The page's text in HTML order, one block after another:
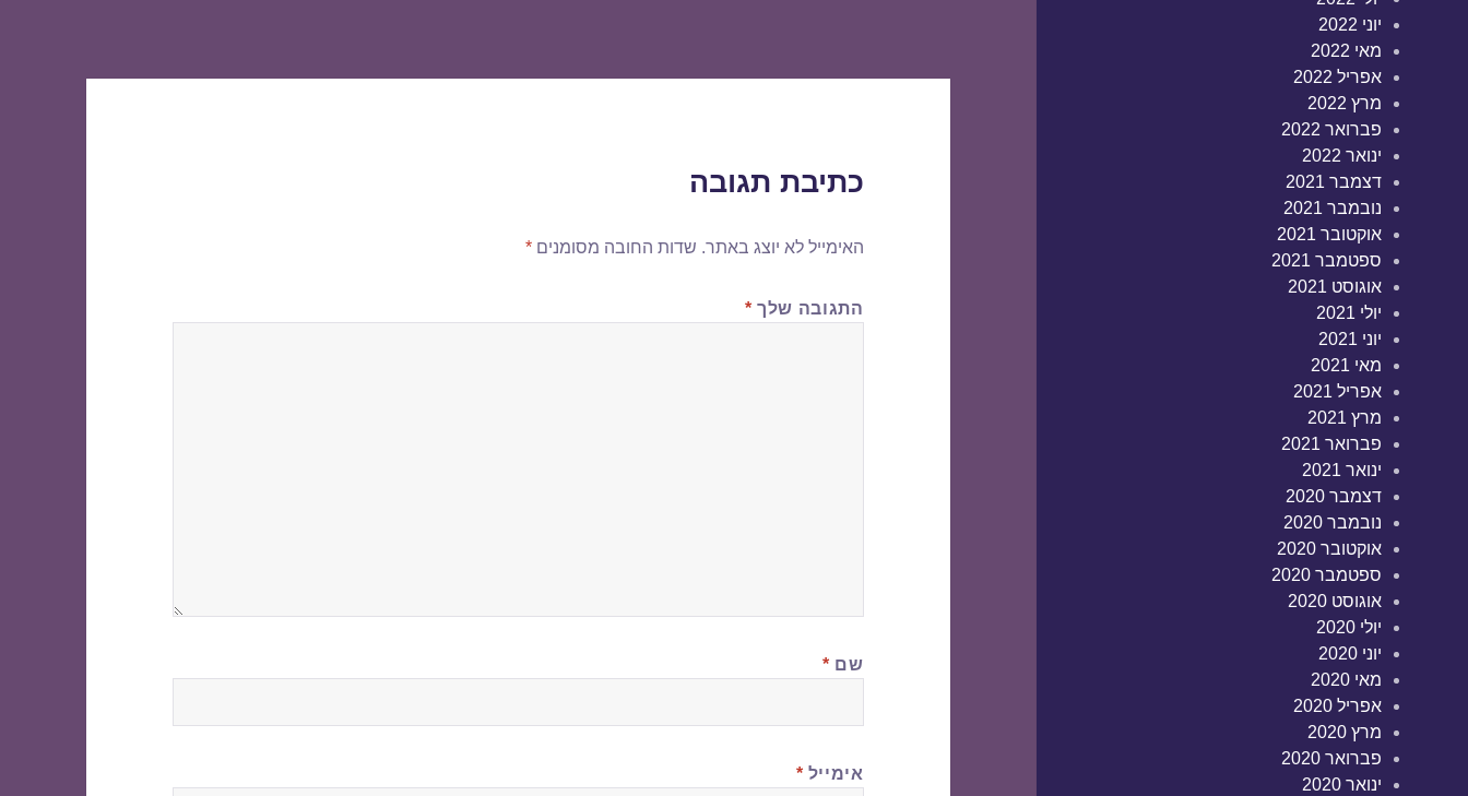
יוני 2022
מאי 2022
אפריל 2022
מרץ 2022
פברואר 2022
ינואר 2022
דצמבר 2021
נובמבר 2021
אוקטובר 2021
ספטמבר 2021
אוגוסט 2021
יולי 2021
יוני 2021
מאי 2021
אפריל 2021
מרץ 2021
פברואר 2021
ינואר 2021
דצמבר 2020
נובמבר 2020
אוקטובר 2020
ספטמבר 2020
אוגוסט 2020
יולי 2020
יוני 2020
מאי 2020
אפריל 2020
מרץ 2020
פברואר 2020
ינואר 2020
כתיבת תגובה
האימייל לא יוצג באתר. שדות החובה מסומנים*
התגובה שלך *
שם *
אימייל *